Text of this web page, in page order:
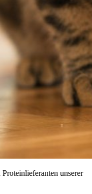
unserer